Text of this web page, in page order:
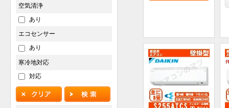
空気清浄
あり
エコセンサー
あり
寒冷地対応
対応